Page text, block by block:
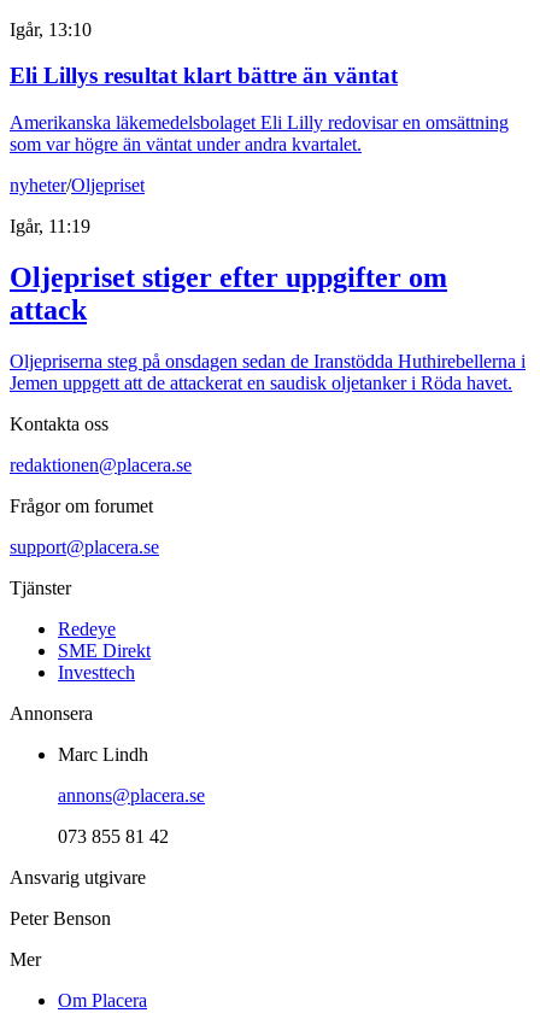
Igår, 13:10
Eli Lillys resultat klart bättre än väntat
Amerikanska läkemedelsbolaget Eli Lilly redovisar en omsättning
som var högre än väntat under andra kvartalet.
nyheter/Oljepriset
Igår, 11:19
Oljepriset stiger efter uppgifter om
attack
Oljepriserna steg på onsdagen sedan de Iranstödda Huthirebellerna i
Jemen uppgett att de attackerat en saudisk oljetanker i Röda havet.
Kontakta oss
redaktionen@placera.se
Frågor om forumet
support@placera.se
Tjänster
Redeye
SME Direkt
Investtech
Annonsera
Marc Lindh
annons@placera.se
073 855 81 42
Ansvarig utgivare
Peter Benson
Mer
Om Placera